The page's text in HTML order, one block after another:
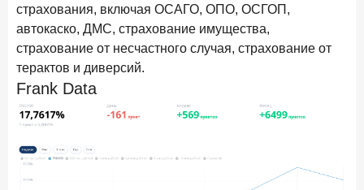
страхования, включая ОСАГО, ОПО, ОСГОП,
автокаско, ДМС, страхование имущества,
страхование от несчастного случая, страхование от
терактов и диверсий.
Frank Data